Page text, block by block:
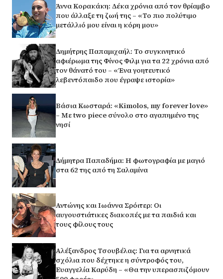
Άννα Κορακάκη: Δέκα χρόνια από τον θρίαμβο
που άλλαξε τη ζωή της – «Το πιο πολύτιμο
μετάλλιό μου είναι η κόρη μου»
Δημήτρης Παπαμιχαήλ: Το συγκινητικό
αφιέρωμα της Φίνος Φιλμ για τα 22 χρόνια από
τον θάνατό του – «Ένα γοητευτικό
λεβεντόπαιδο που έγραψε ιστορία»
Βάσια Κωσταρά: «Kimolos, my forever love»
– Με two piece σύνολο στο αγαπημένο της
νησί
Δήμητρα Παπαδήμα: Η φωτογραφία με μαγιό
στα 62 της από τη Σαλαμίνα
Αντώνης και Ιωάννα Σρόιτερ: Οι
αυγουστιάτικες διακοπές με τα παιδιά και
τους φίλους τους
Αλέξανδρος Τσουβέλας: Για τα αρνητικά
σχόλια που δέχτηκε η σύντροφός του,
Ευαγγελία Καρύδη – «Θα την υπερασπιζόμουν